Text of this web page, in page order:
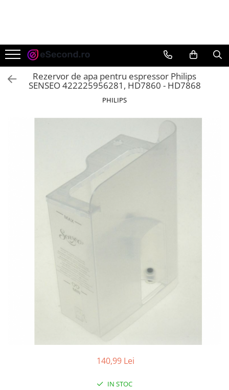
Auto Moto
Accesorii Auto
Anvelope & Jante
Reparatii si echipamente auto
Casa, Gradina & Bricolaj
Bucatarie & Servire
Curatenie si intretinere
Iluminat & Electrice
Rezervor de apa pentru espressor Philips
SENSEO 422225956281, HD7860 - HD7868
PHILIPS
140,99 Lei
IN STOC